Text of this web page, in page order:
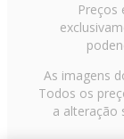
Preços
As imagens
Todos os
a alteração